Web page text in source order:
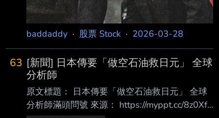
baddaddy · 股票 Stock · 2026-03-28
63 [新聞] 日本傳要「做空石油救日元」 全球
分析師
原文標題： 日本傳要「做空石油救日元」 全球
分析師滿頭問號 來源： https://myppt.cc/8z0Xfb